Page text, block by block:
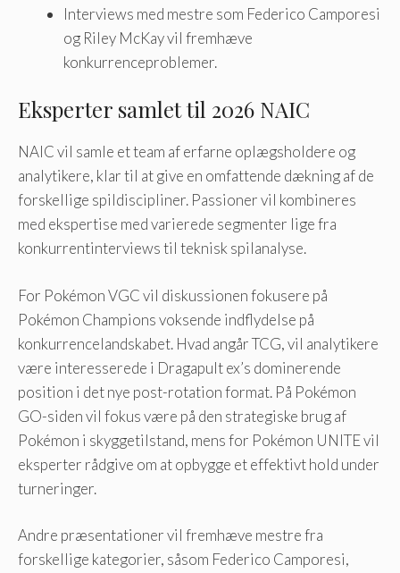
Interviews med mestre som Federico Camporesi
og Riley McKay vil fremhæve
konkurrenceproblemer.
Eksperter samlet til 2026 NAIC
NAIC vil samle et team af erfarne oplægsholdere og
analytikere, klar til at give en omfattende dækning af de
forskellige spildiscipliner. Passioner vil kombineres
med ekspertise med varierede segmenter lige fra
konkurrentinterviews til teknisk spilanalyse.
For Pokémon VGC vil diskussionen fokusere på
Pokémon Champions voksende indflydelse på
konkurrencelandskabet. Hvad angår TCG, vil analytikere
være interesserede i Dragapult ex’s dominerende
position i det nye post-rotation format. På Pokémon
GO-siden vil fokus være på den strategiske brug af
Pokémon i skyggetilstand, mens for Pokémon UNITE vil
eksperter rådgive om at opbygge et effektivt hold under
turneringer.
Andre præsentationer vil fremhæve mestre fra
forskellige kategorier, såsom Federico Camporesi,